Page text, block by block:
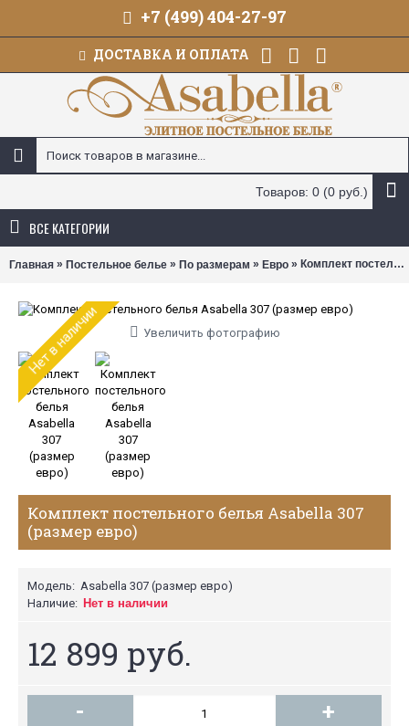
+7 (499) 404-27-97
ДОСТАВКА И ОПЛАТА
Товаров: 0 (0 руб.)
ВСЕ КАТЕГОРИИ
Главная » Постельное белье » По размерам » Евро » Комплект постельного белья Asabella 307 (размер евро)
Нет в наличии Увеличить фотографию
Комплект постельного белья Asabella 307
(размер евро)
Модель: Asabella 307 (размер евро)
Наличие: Нет в наличии
12 899 руб.
- +